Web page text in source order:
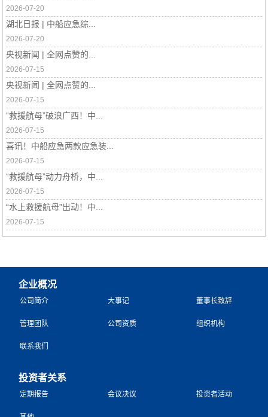
2026-07-20
湖北日报 | 中船应急综...
2026-07-20
央视新闻 | 全网点赞的...
2026-07-15
央视新闻 | 全网点赞的...
2026-07-15
“救援航母”破浪广西！中...
2026-07-15
喜讯！中船应急两款应急装...
2026-07-15
“救援航母”动力舟桥，中...
2026-07-15
“水上救援航母”出动！中...
2026-07-15
企业概况
公司简介 大事记 董事长致辞
管理团队 公司资质 组织机构
联系我们
投资者关系
定期报告 会议决议 投资者活动